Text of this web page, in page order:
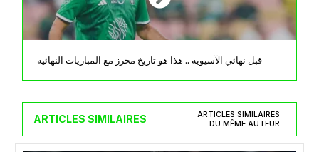
قبل نهائي الآسيوية .. هذا هو تاريخ محرز مع المباريات النهائية
ARTICLES SIMILAIRES
ARTICLES SIMILAIRES
DU MÊME AUTEUR